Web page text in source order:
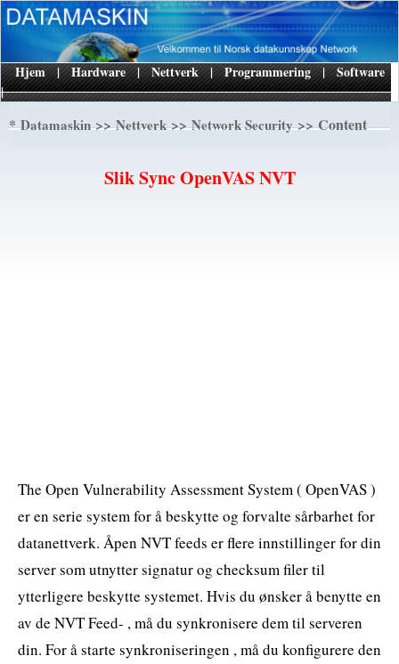
|
Hjem | Hardware | Nettverk | Programmering | Software
*Datamaskin>>Nettverk>>Network Security>> Content
Slik Sync OpenVAS NVT
The Open Vulnerability Assessment System ( OpenVAS )
er en serie system for å beskytte og forvalte sårbarhet for
datanettverk. Åpen NVT feeds er flere innstillinger for din
server som utnytter signatur og checksum filer til
ytterligere beskytte systemet. Hvis du ønsker å benytte en
av de NVT Feed- , må du synkronisere dem til serveren
din. For å starte synkroniseringen , må du konfigurere den